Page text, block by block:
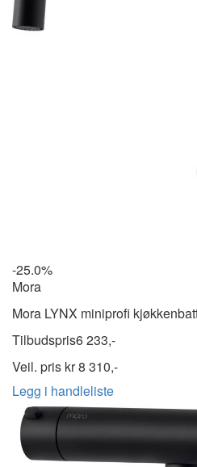
-25.0%
Mora
Mora LYNX miniprofi
Tilbudspris6 233,-
Veil. pris kr8 310,-
Legg i handleliste